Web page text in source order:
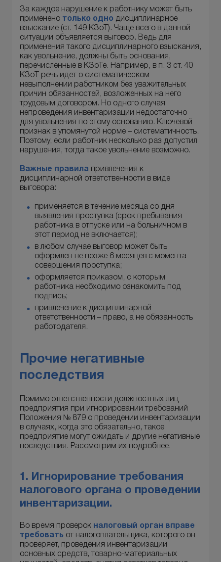
За каждое нарушение к работнику может быть
применено только одно дисциплинарное
взыскание (ст. 149 КЗоТ). Чаще всего в данной
ситуации объявляется выговор. Ведь для
применения такого дисциплинарного взыскания,
как увольнение, должны быть основания,
перечисленные в КЗоТе. Например, в п. 3 ст. 40
КЗоТ речь идет о систематическом
невыполнении работником без уважительных
причин обязанностей, возложенных на него
трудовым договором. Но одного случая
непроведения инвентаризации недостаточно
для увольнения по этому основанию. Ключевой
признак в упомянутой норме – систематичность.
Поэтому, если работник несколько раз допустил
нарушения, тогда такое увольнение возможно.
Важные правила привлечения к
дисциплинарной ответственности в виде
выговора:
применяется в течение месяца со дня
выявления проступка (срок пребывания
работника в отпуске или на больничном в
этот период не включается);
в любом случае выговор может быть
оформлен не позже 6 месяцев с момента
совершения проступка;
оформляется приказом, с которым
работника необходимо ознакомить под
подпись;
привлечение к дисциплинарной
ответственности – право, а не обязанность
работодателя.
Прочие негативные
последствия
Помимо ответственности должностных лиц
предприятия при игнорировании требований
Положения № 879 о проведении инвентаризации
в случаях, когда это обязательно, такое
предприятие могут ожидать и другие негативные
последствия. Рассмотрим их подробнее.
1. Игнорирование требования
налогового органа о проведении
инвентаризации.
Во время проверок налоговый орган вправе
требовать от налогоплательщика, которого он
проверяет, проведения инвентаризации
основных средств, товарно-материальных